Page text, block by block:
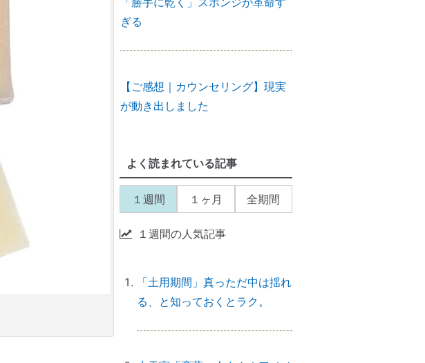
ぎる
【ご感想｜カウンセリング】現実
が動き出しました
【カウンセリング】引き寄せたい
なら、先に癒すのがコツ
→「開運スイッチ」が入る
在意識の書き換え・癒しが必要だ
よく読まれている記事
１週間 １ヶ月 全期間
１週間の人気記事
「土用期間」真っただ中は揺れ
る、と知っておくとラク。